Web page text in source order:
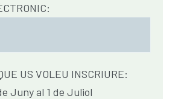
US VOLEU INSCRIURE:
Juny al 1 de Juliol